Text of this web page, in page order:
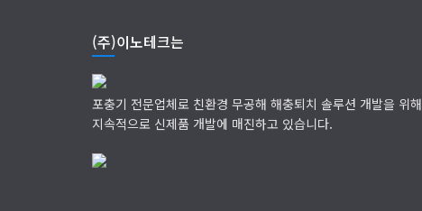
(주)이노테크는
포충기 전문업체로 친환경 무공해 해충퇴치 솔루션 개발을 위해
지속적으로 신제품 개발에 매진하고 있습니다.